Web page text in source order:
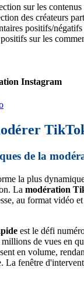
sur les contenus
des créateurs
positifs/
sur les
Instagram
de la
la plus
La modération
au format vidéo
est le défi
millions de vues en
en volume,
La fenêtre